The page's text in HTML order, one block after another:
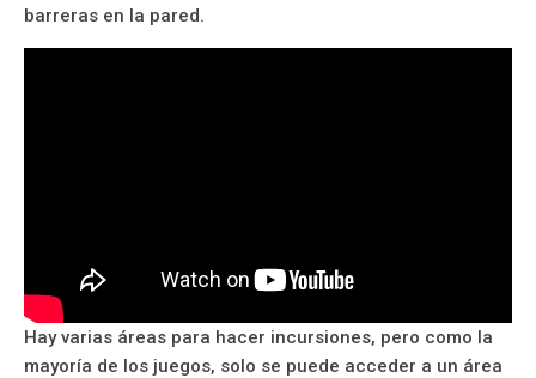
barreras en la pared.
Hay varias áreas para hacer incursiones, pero como la
mayoría de los juegos, solo se puede acceder a un área